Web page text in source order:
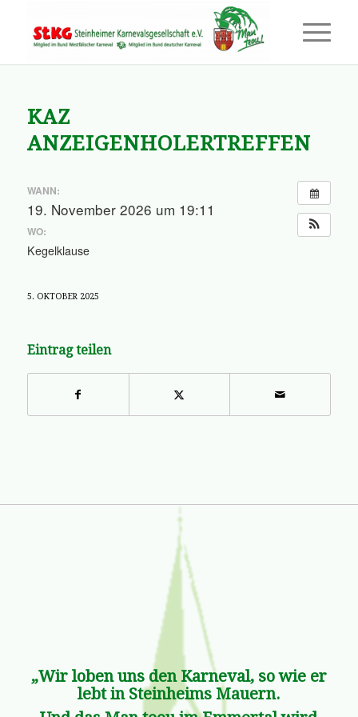
KAZ
ANZEIGENHOLERTREFFEN
WANN:
19. November 2026 um 19:11
WO:
Kegelklause
5. OKTOBER 2025
Eintrag teilen
„Wir loben uns den Karneval, so wie er
lebt in Steinheims Mauern.